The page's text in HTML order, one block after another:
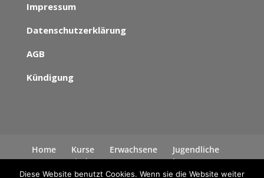
Impressum
Datenschutzerklärung
AGB
Kündigung
Home Kurse Erwachsene
Jugendliche
Kinder
News
Kontakt
Datenschutzerklärung
Diese Website benutzt Cookies. Wenn sie die Website weiter